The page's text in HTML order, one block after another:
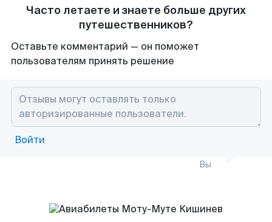
Часто летаете и знаете больше других
путешественников?
Оставьте комментарий — он поможет
пользователям принять решение
Войти
Вы